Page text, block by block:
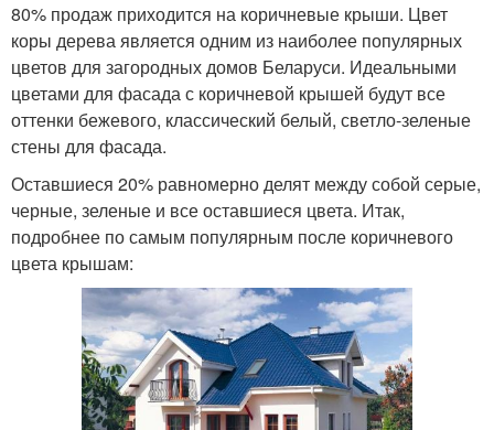
80% продаж приходится на коричневые крыши. Цвет
коры дерева является одним из наиболее популярных
цветов для загородных домов Беларуси. Идеальными
цветами для фасада с коричневой крышей будут все
оттенки бежевого, классический белый, светло-зеленые
стены для фасада.
Оставшиеся 20% равномерно делят между собой серые,
черные, зеленые и все оставшиеся цвета. Итак,
подробнее по самым популярным после коричневого
цвета крышам: